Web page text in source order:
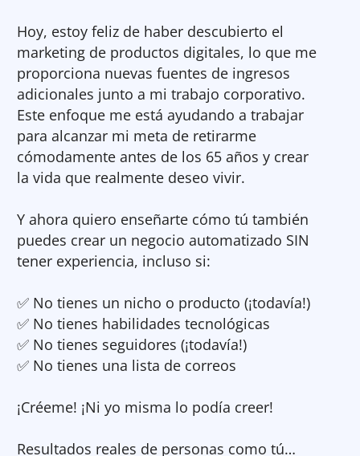
Hoy, estoy feliz de haber descubierto el
marketing de productos digitales, lo que me
proporciona nuevas fuentes de ingresos
adicionales junto a mi trabajo corporativo.
Este enfoque me está ayudando a trabajar
para alcanzar mi meta de retirarme
cómodamente antes de los 65 años y crear
la vida que realmente deseo vivir.
Y ahora quiero enseñarte cómo tú también
puedes crear un negocio automatizado SIN
tener experiencia, incluso si:
✅ No tienes un nicho o producto (¡todavía!)
✅ No tienes habilidades tecnológicas
✅ No tienes seguidores (¡todavía!)
✅ No tienes una lista de correos
¡Créeme! ¡Ni yo misma lo podía creer!
Resultados reales de personas como tú…